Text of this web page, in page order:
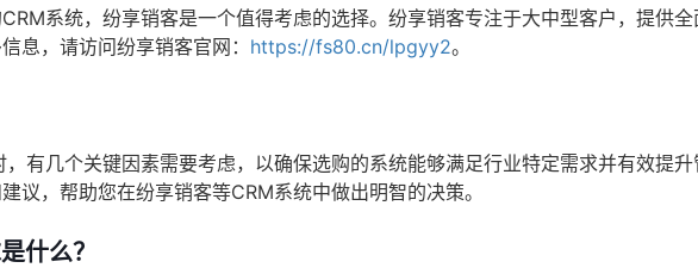
系统，纷享销客是一个值得考虑的选择。纷享销客专注于大中型客户，提供全
息，请访问纷享销客官网： https://fs80.cn/lpgyy2。
有几个关键因素需要考虑，以确保选购的系统能够满足行业特定需求并有效提
议，帮助您在纷享销客等CRM系统中做出明智的决策。
什么？